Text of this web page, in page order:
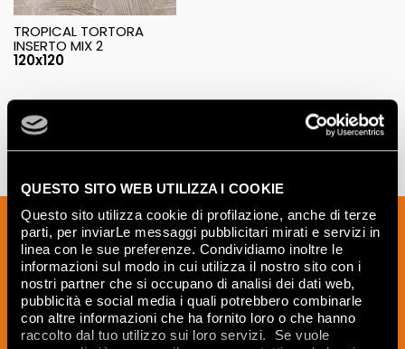
QUESTO SITO WEB UTILIZZA I COOKIE
Questo sito utilizza cookie di profilazione, anche di terze
parti, per inviarLe messaggi pubblicitari mirati e servizi in
linea con le sue preferenze. Condividiamo inoltre le
informazioni sul modo in cui utilizza il nostro sito con i
nostri partner che si occupano di analisi dei dati web,
pubblicità e social media i quali potrebbero combinarle
con altre informazioni che ha fornito loro o che hanno
raccolto dal tuo utilizzo sui loro servizi. Se vuole
TROPICAL TORTORA
INSERTO MIX 2
120x120
Melden Sie sich für unseren Newsletter
an, um Neuigkeiten, Aktualisierungen
und kreative Ideen aus der Welt der
Keramik und des Interior Designs zu
erhalten.